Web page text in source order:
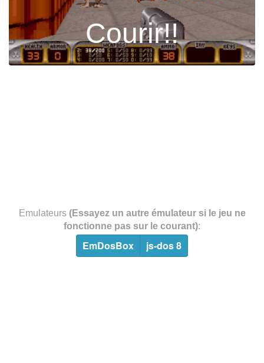
Courir!!
Emulateurs (Essayez un autre émulateur si le jeu ne
fonctionne pas sur le courant):
EmDosBox js-dos 8